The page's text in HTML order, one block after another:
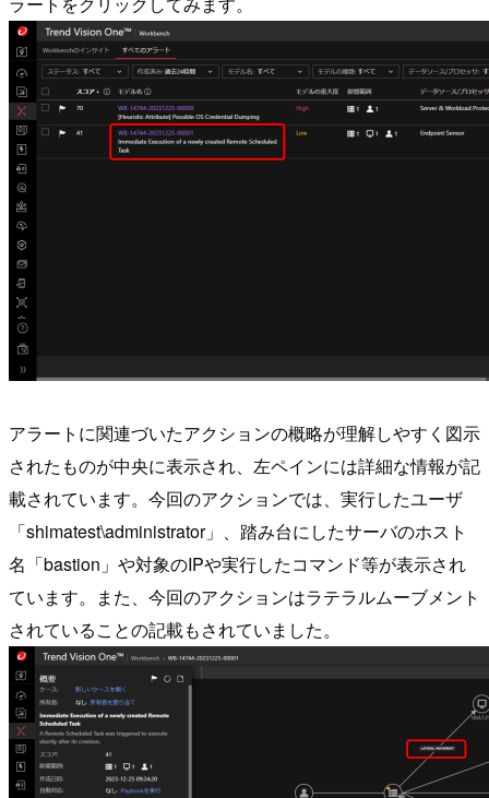
アラートに関連づいたアクションの概略が理解しやすく図示
されたものが中央に表示され、左ペインには詳細な情報が記
載されています。今回のアクションでは、実行したユーザ
「shimatest\administrator」、踏み台にしたサーバのホスト
名「bastion」や対象のIPや実行したコマンド等が表示され
ています。また、今回のアクションはラテラルムーブメント
されていることの記載もされていました。